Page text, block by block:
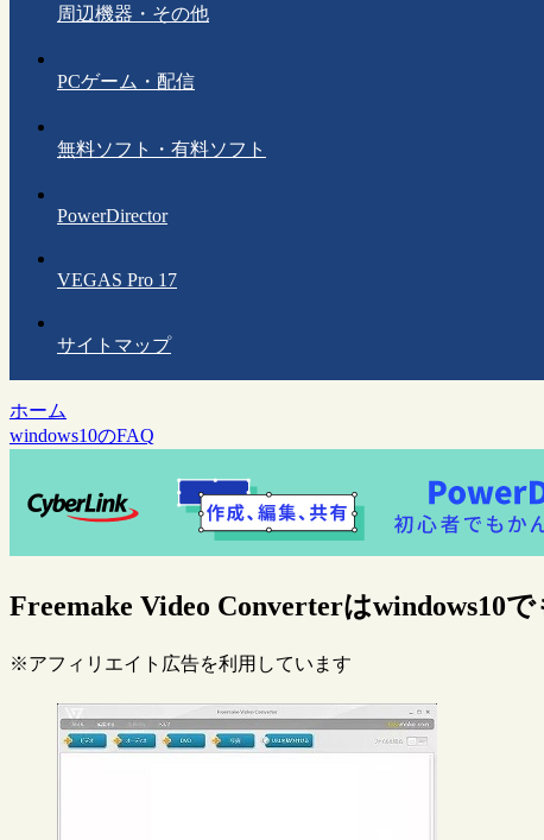
周辺機器・その他
PCゲーム・配信
無料ソフト・有料ソフト
PowerDirector
VEGAS Pro 17
サイトマップ
ホーム
windows10のFAQ
Freemake Video Converterはwindows10
※アフィリエイト広告を利用しています